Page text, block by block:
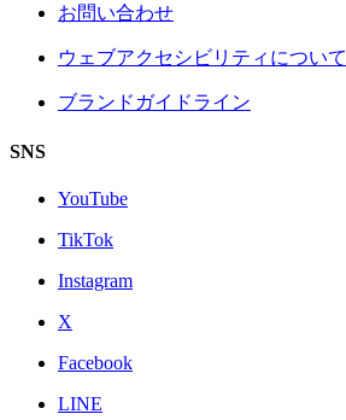
お問い合わせ
ウェブアクセシビリティについて
ブランドガイドライン
SNS
YouTube
TikTok
Instagram
X
Facebook
LINE